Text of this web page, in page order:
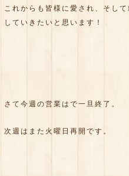
これからも皆様に愛され、そし
していきたいと思います！
さて今週の営業はで一旦終了。
次週はまた火曜日再開です。